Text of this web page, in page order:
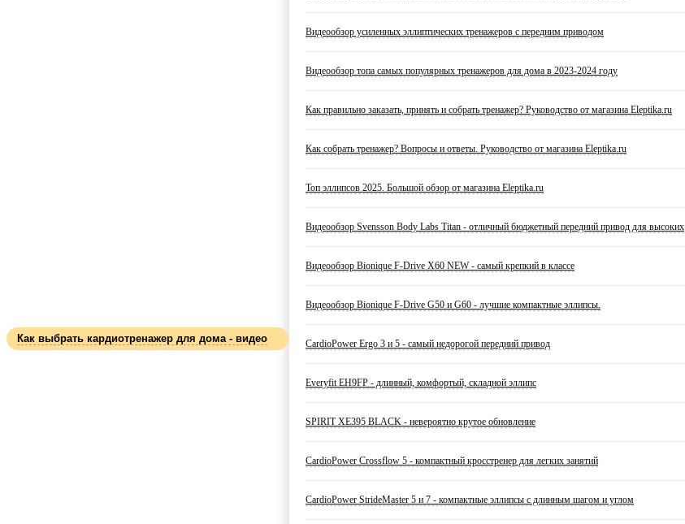
Как выбрать кардиотренажер для дома - видео
Видеообзор усиленных эллиптических тренажеров с передним приводом
Видеообзор топа самых популярных тренажеров для дома в 2023-2024 году
Как правильно заказать, принять и собрать тренажер? Руководство от магазина Eleptika.ru
Как собрать тренажер? Вопросы и ответы. Руководство от магазина Eleptika.ru
Топ эллипсов 2025. Большой обзор от магазина Eleptika.ru
Видеообзор Svensson Body Labs Titan - отличный бюджетный передний привод для высоких
Видеообзор Bionique F-Drive X60 NEW - самый крепкий в классе
Видеообзор Bionique F-Drive G50 и G60 - лучшие компактные эллипсы.
CardioPower Ergo 3 и 5 - самый недорогой передний привод
Everyfit EH9FP - длинный, комфортый, складной эллипс
SPIRIT XE395 BLACK - невероятно крутое обновление
CardioPower Crossflow 5 - компактный кросстренер для легких занятий
CardioPower StrideMaster 5 и 7 - компактные эллипсы с длинным шагом и углом